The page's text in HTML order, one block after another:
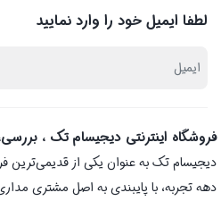
لطفا ایمیل خود را وارد نمایید
فروشگاه اینترنتی دیجیسام تک ،
دیجیسام تک به عنوان یکی از قدیمی‌ترین